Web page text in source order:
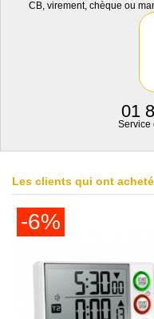
CB, virement, chèque ou
01
Service
Les clients qui ont
-6%